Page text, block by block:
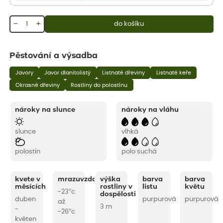
+
− do košíku
Pěstování a výsadba
Javory Javor dlanitolistý Listnaté dřeviny Listnaté keře
Okrasné dřeviny Rostliny do polostínu
nároky na slunce
slunce
polostín
nároky na vláhu
vlhká
polo suchá
kvete v
měsících
duben
-
květen
mrazuvzdornost
-23°c
až
-26°c
výška
rostliny v
dospělosti
3 m
barva
listu
purpurová
barva
květu
purpurová